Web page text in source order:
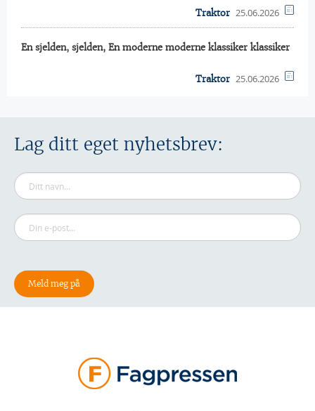
Traktor 25.06.2026
En sjelden, sjelden, En moderne moderne klassiker klassiker
Traktor 25.06.2026
Lag ditt eget nyhetsbrev: